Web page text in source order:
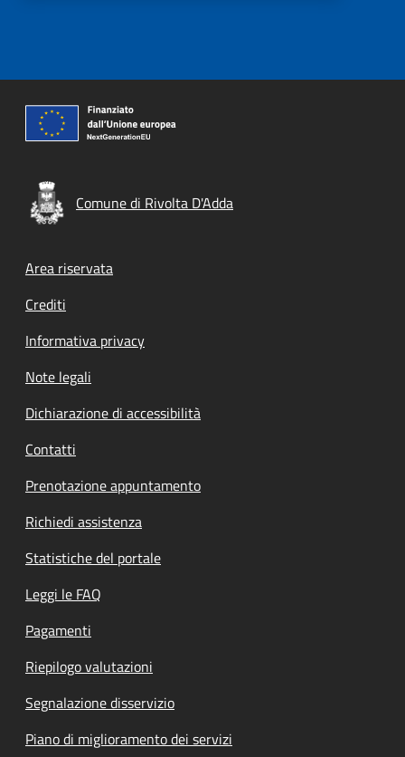
Comune di Rivolta D'Adda
Footer menu
Area riservata
Crediti
Informativa privacy
Note legali
Dichiarazione di accessibilità
Contatti
Prenotazione appuntamento
Richiedi assistenza
Statistiche del portale
Leggi le FAQ
Pagamenti
Riepilogo valutazioni
Segnalazione disservizio
Piano di miglioramento dei servizi